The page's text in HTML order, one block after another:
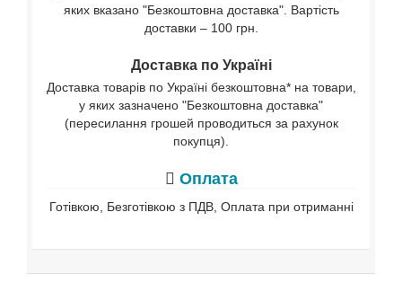
яких вказано "Безкоштовна доставка". Вартість
доставки – 100 грн.
Доставка по Україні
Доставка товарів по Україні безкоштовна* на товари,
у яких зазначено "Безкоштовна доставка"
(пересилання грошей проводиться за рахунок
покупця).
Оплата
Готівкою, Безготівкою з ПДВ, Оплата при отриманні